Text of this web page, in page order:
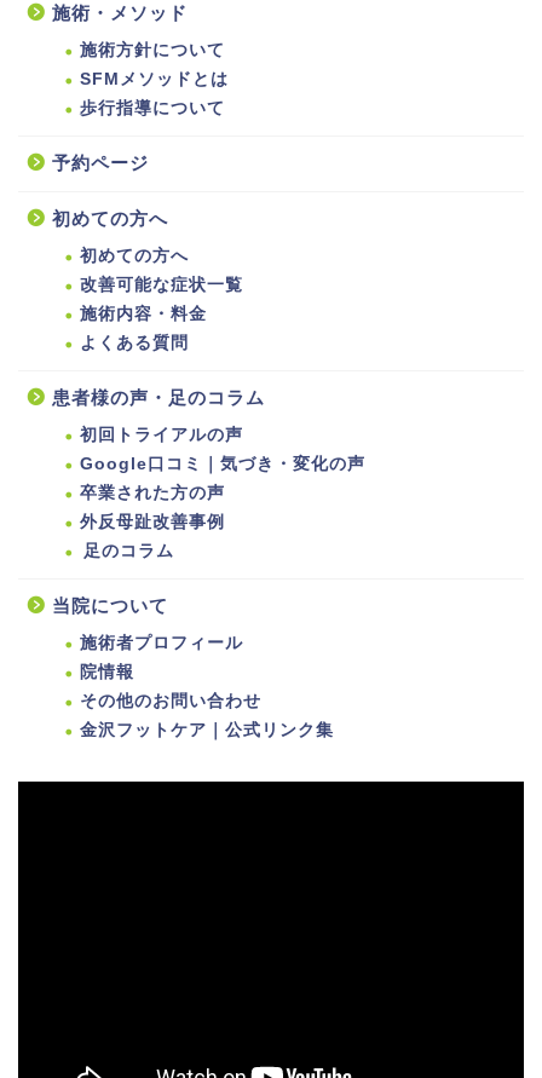
施術・メソッド
施術方針について
SFMメソッドとは
歩行指導について
予約ページ
初めての方へ
初めての方へ
改善可能な症状一覧
施術内容・料金
よくある質問
患者様の声・足のコラム
初回トライアルの声
Google口コミ｜気づき・変化の声
卒業された方の声
外反母趾改善事例
足のコラム
当院について
施術者プロフィール
院情報
その他のお問い合わせ
金沢フットケア｜公式リンク集